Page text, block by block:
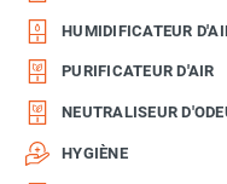
HUMIDIFICATEUR
PURIFICATEUR D'AIR
NEUTRALISEUR
HYGIÈNE